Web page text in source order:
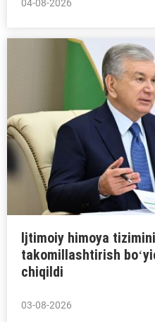
04-08-2026
Ijtimoiy himoya
takomillashtirish
chiqildi
03-08-2026